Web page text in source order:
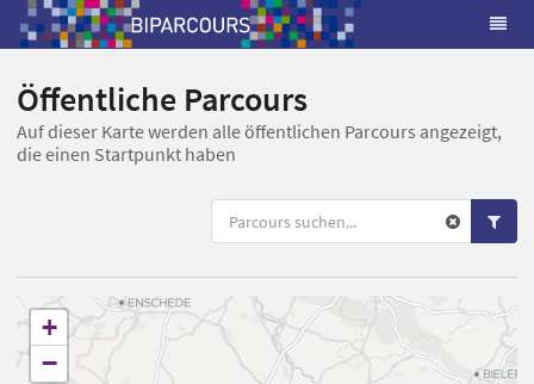
Öffentliche Parcours
Auf dieser Karte werden alle öffentlichen Parcours angezeigt,
die einen Startpunkt haben
+
−